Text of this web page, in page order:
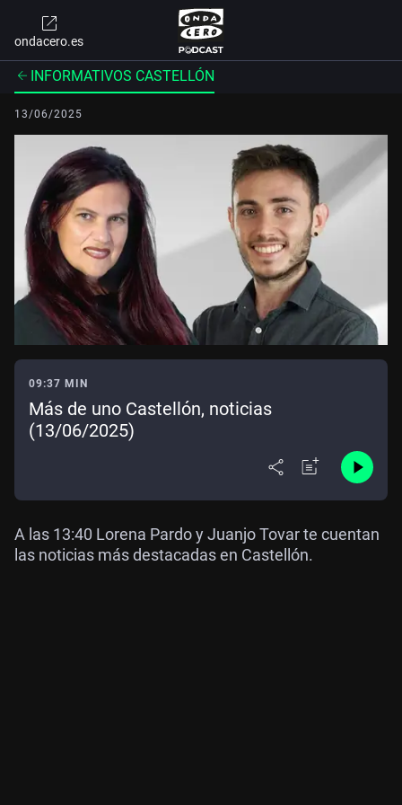
ondacero.es
INFORMATIVOS CASTELLÓN
13/06/2025
09:37 MIN
Más de uno Castellón, noticias
(13/06/2025)
A las 13:40 Lorena Pardo y Juanjo Tovar te cuentan
las noticias más destacadas en Castellón.